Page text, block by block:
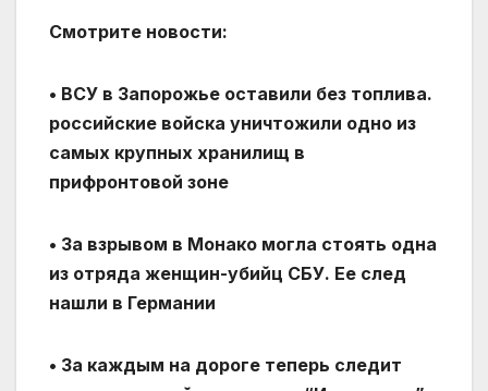
Смотрите новости:
• ВСУ в Запорожье оставили без топлива.
российские войска уничтожили одно из
самых крупных хранилищ в
прифронтовой зоне
• За взрывом в Монако могла стоять одна
из отряда женщин-убийц СБУ. Ее след
нашли в Германии
• За каждым на дороге теперь следит